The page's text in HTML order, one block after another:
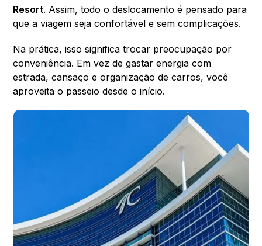
Resort. Assim, todo o deslocamento é pensado para
que a viagem seja confortável e sem complicações.
Na prática, isso significa trocar preocupação por
conveniência. Em vez de gastar energia com
estrada, cansaço e organização de carros, você
aproveita o passeio desde o início.